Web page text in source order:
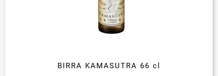
BIRRA KAMASUTRA 66 cl